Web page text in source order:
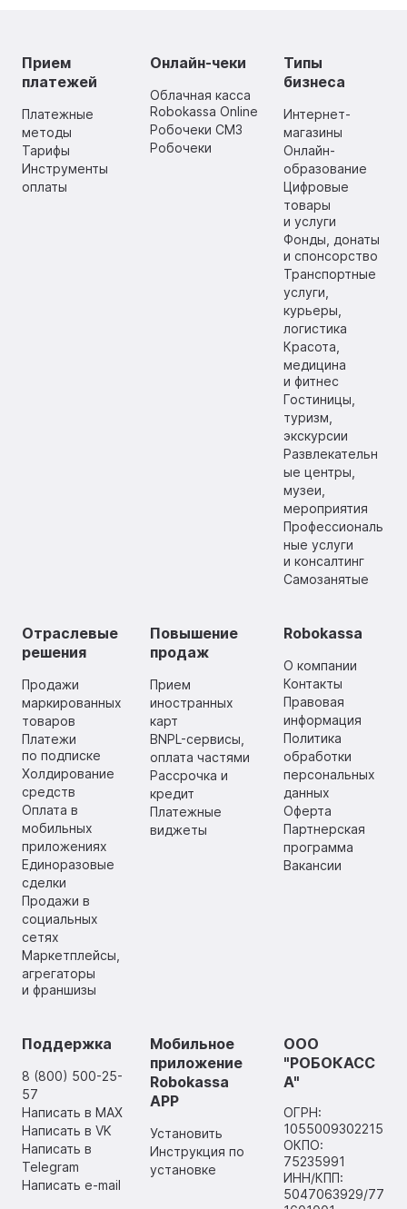
Прием
платежей
Платежные
методы
Тарифы
Инструменты
оплаты
Онлайн-чеки
Облачная касса
Robokassa Online
Робочеки СМЗ
Робочеки
Типы
бизнеса
Интернет-
магазины
Онлайн-
образование
Цифровые
товары
и услуги
Фонды, донаты
и спонсорство
Транспортные
услуги,
курьеры,
логистика
Красота,
медицина
и фитнес
Гостиницы,
туризм,
экскурсии
Развлекательн
ые центры,
музеи,
мероприятия
Профессиональ
ные услуги
и консалтинг
Самозанятые
Отраслевые
решения
Продажи
маркированных
товаров
Платежи
по подписке
Холдирование
средств
Оплата в
мобильных
приложениях
Единоразовые
сделки
Продажи в
социальных
сетях
Маркетплейсы,
агрегаторы
и франшизы
Повышение
продаж
Прием
иностранных
карт
BNPL-сервисы,
оплата частями
Рассрочка и
кредит
Платежные
виджеты
Robokassa
О компании
Контакты
Правовая
информация
Политика
обработки
персональных
данных
Оферта
Партнерская
программа
Вакансии
Поддержка
8 (800) 500-25-
57
Написать в MAX
Написать в VK
Написать в
Telegram
Написать e-mail
Мобильное
приложение
Robokassa
APP
Установить
Инструкция по
установке
ООО
"РОБОКАСС
А"
ОГРН:
1055009302215
ОКПО:
75235991
ИНН/КПП:
5047063929/77